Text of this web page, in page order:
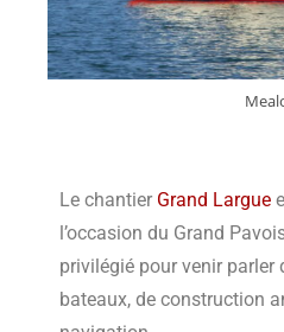
Le chantier Grand Largue
l’occasion du Grand
privilégié pour venir parler
bateaux, de construction